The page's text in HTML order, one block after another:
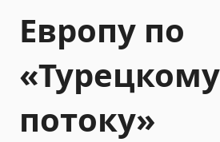
Европу по
«Турецкому
потоку»